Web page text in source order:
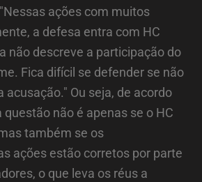
ações com muitos
a defesa entra com HC
não descreve a participação do
Fica difícil se defender se não
acusação." Ou seja, de acordo
questão não é apenas se o HC
também se os
ações estão corretos por parte
o que leva os réus a